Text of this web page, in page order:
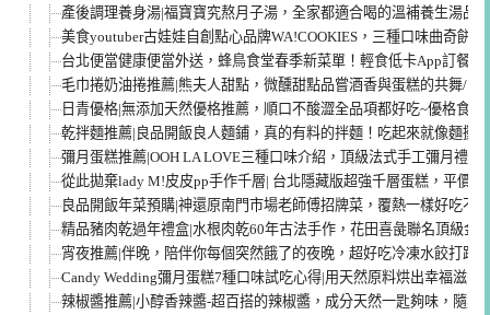
產後調理養身湯|福寶寶究熬月子湯，全家都適合喝的溫補養生湯品
美食youtuber古娃娃自創點心品牌WA!COOKIES，三種口味曲奇餅+
台北便當健康便當外送，蜂鳥食堂春季新菜單！輕食低卡App訂餐超
毛巾捲奶油捲推薦|熊夫人甜點，微醺甜點品嘗酒香與蛋糕的共舞/宅
日青優格|無添加天然優格推薦，順口不酸澀全品項都好吃~優格食譜
乾拌麵推薦|良品開飯良人麵鋪，真的有料的拌麵！吃起來就像麵攤
彌月蛋糕推薦|OOH LA LOVE三種口味介紹，頂級法式手工彌月禮盒
從此拋棄lady M!皮皮pp手作千層| 台北隱藏版超強千層蛋糕，平價
良品開飯年菜預購|神還原南門市場老師傅招牌菜，覆熱一樣好吃不
精品豬肉乾過年禮盒|水根肉乾60年古法手作，花田喜彘聯名頂級金
宵夜推薦|伴晚，陪伴你每個突然餓了的夜晚，超好吃冷凍水餃打趴
Candy Wedding彌月蛋糕7種口味試吃心得|用天然原料烘出幸福滋味
辣椒醬推薦|小醇香辣醬-超百搭的辣椒醬，成分天然一匙夠味，隨身